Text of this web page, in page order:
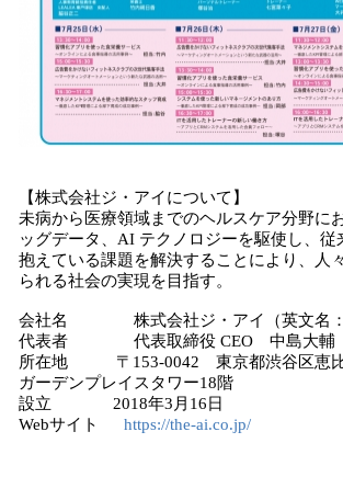
【株式会社ジ・アイについて】
未病から医療領域までのヘルスケア分野に
ッグデータ、AI テクノロジーを駆使し、従
抱えている課題を解決することにより、人
られる社会の実現を目指す。
会社名 株式会社ジ・アイ（英文名：
代表者 代表取締役 CEO 中島大輔
所在地 〒153-0042 東京都渋谷区恵比
ガーデンプレイスタワー18階
設立 2018年3月16日
Webサイト https://the-ai.co.jp/